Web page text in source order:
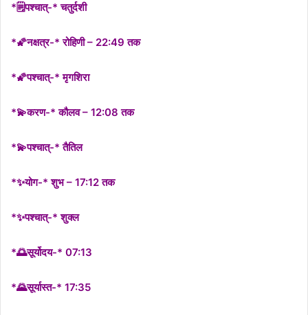
*🗒पश्चात्-* चतुर्दशी
*🌠नक्षत्र-* रोहिणी – 22:49 तक
*🌠पश्चात्-* मृगशिरा
*💫करण-* कौलव – 12:08 तक
*💫पश्चात्-* तैतिल
*✨योग-* शुभ – 17:12 तक
*✨पश्चात्-* शुक्ल
*🌅सूर्योदय-* 07:13
*🌄सूर्यास्त-* 17:35